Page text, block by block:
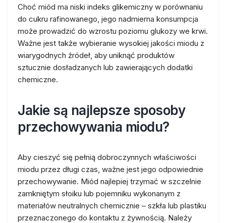
Choć miód ma niski indeks glikemiczny w porównaniu
do cukru rafinowanego, jego nadmierna konsumpcja
może prowadzić do wzrostu poziomu glukozy we krwi.
Ważne jest także wybieranie wysokiej jakości miodu z
wiarygodnych źródeł, aby uniknąć produktów
sztucznie dosładzanych lub zawierających dodatki
chemiczne.
Jakie są najlepsze sposoby
przechowywania miodu?
Aby cieszyć się pełnią dobroczynnych właściwości
miodu przez długi czas, ważne jest jego odpowiednie
przechowywanie. Miód najlepiej trzymać w szczelnie
zamkniętym słoiku lub pojemniku wykonanym z
materiałów neutralnych chemicznie – szkła lub plastiku
przeznaczonego do kontaktu z żywnością. Należy